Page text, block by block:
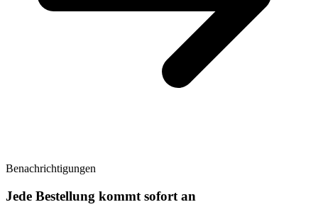
Benachrichtigungen
Jede Bestellung kommt sofort an